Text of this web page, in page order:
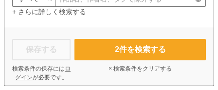
+ さらに詳しく検索する
保存する
検索条件の保存には ロ
グインが必要です。
2件を検索する
× 検索条件をクリアする